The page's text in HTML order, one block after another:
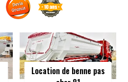
Location de benne pas